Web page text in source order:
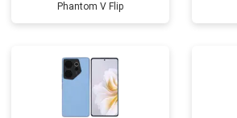
Phantom V Flip